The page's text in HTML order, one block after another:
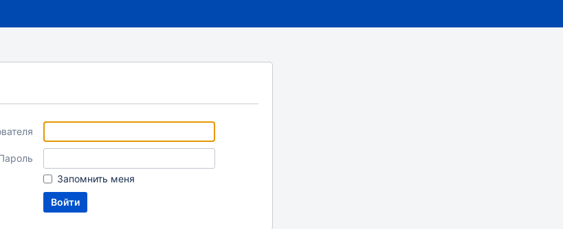
Запомнить меня